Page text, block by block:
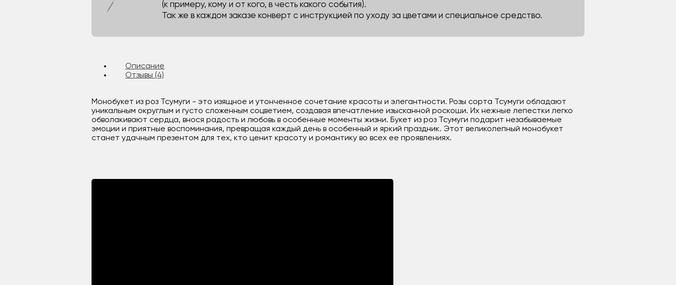
(к примеру, кому и от кого, в честь какого события).
Так же в каждом заказе конверт с инструкцией по уходу за цветами и специальное средство.
Описание
Отзывы (4)
Монобукет из роз Тсумуги - это изящное и утонченное сочетание красоты и элегантности. Розы сорта Тсумуги обладают
уникальным округлым и густо сложенным соцветием, создавая впечатление изысканной роскоши. Их нежные лепестки легко
обволакивают сердца, внося радость и любовь в особенные моменты жизни. Букет из роз Тсумуги подарит незабываемые
эмоции и приятные воспоминания, превращая каждый день в особенный и яркий праздник. Этот великолепный монобукет
станет удачным презентом для тех, кто ценит красоту и романтику во всех ее проявлениях.